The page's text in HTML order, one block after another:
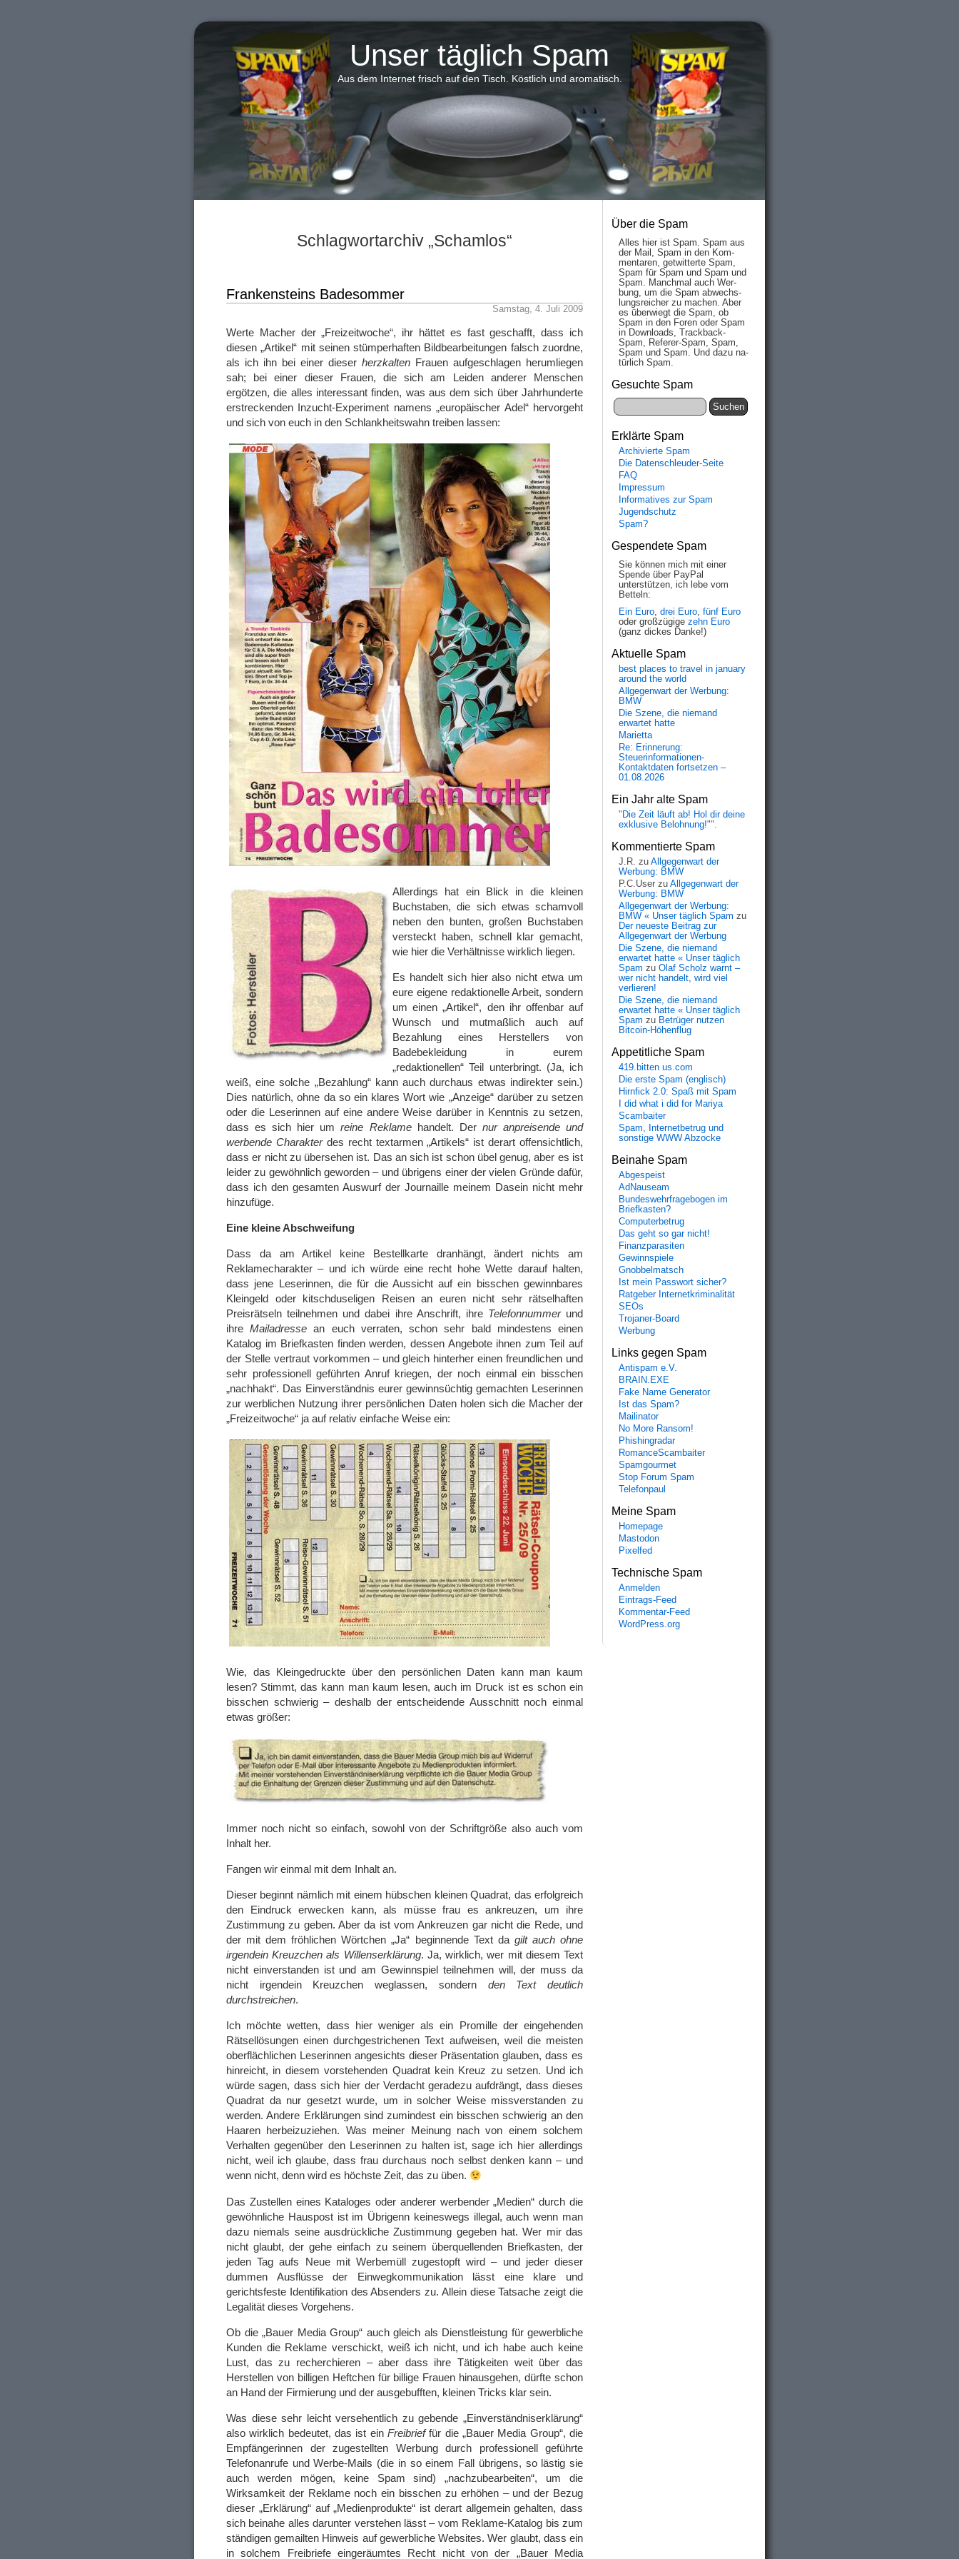
Unser täglich Spam
Aus dem Internet frisch auf den Tisch. Köstlich und aromatisch.
Schlagwortarchiv „Schamlos“
Frankensteins Badesommer
Samstag, 4. Juli 2009
Werte Macher der „Freizeitwoche“, ihr hättet es fast geschafft, dass ich
diesen „Artikel“ mit seinen stümperhaften Bildbearbeitungen falsch zuordne,
als ich ihn bei einer dieser herzkalten Frauen aufgeschlagen herumliegen
sah; bei einer dieser Frauen, die sich am Leiden anderer Menschen
ergötzen, die alles interessant finden, was aus dem sich über Jahrhunderte
erstreckenden Inzucht-Experiment namens „europäischer Adel“ hervorgeht
und sich von euch in den Schlankheitswahn treiben lassen:
Allerdings hat ein Blick in die kleinen
Buchstaben, die sich etwas schamvoll
neben den bunten, großen Buchstaben
versteckt haben, schnell klar gemacht,
wie hier die Verhältnisse wirklich liegen.
Es handelt sich hier also nicht etwa um
eure eigene redaktionelle Arbeit, sondern
um einen „Artikel“, den ihr offenbar auf
Wunsch und mutmaßlich auch auf
Bezahlung eines Herstellers von
Badebekleidung in eurem
„redaktionellen“ Teil unterbringt. (Ja, ich
weiß, eine solche „Bezahlung“ kann auch durchaus etwas indirekter sein.)
Dies natürlich, ohne da so ein klares Wort wie „Anzeige“ darüber zu setzen
oder die Leserinnen auf eine andere Weise darüber in Kenntnis zu setzen,
dass es sich hier umreine Reklamehandelt. Der nur anpreisende und
werbende Charakterdes recht textarmen „Artikels“ ist derart offensichtlich,
dass er nicht zu übersehen ist. Das an sich ist schon übel genug, aber es ist
leider zu gewöhnlich geworden – und übrigens einer der vielen Gründe dafür,
dass ich den gesamten Auswurf der Journaille meinem Dasein nicht mehr
hinzufüge.
Eine kleine Abschweifung
Dass da am Artikel keine Bestellkarte dranhängt, ändert nichts am
Reklamecharakter – und ich würde eine recht hohe Wette darauf halten,
dass jene Leserinnen, die für die Aussicht auf ein bisschen gewinnbares
Kleingeld oder kitschduseligen Reisen an euren nicht sehr rätselhaften
Preisrätseln teilnehmen und dabei ihre Anschrift, ihre Telefonnummerund
ihreMailadresse an euch verraten, schon sehr bald mindestens einen
Katalog im Briefkasten finden werden, dessen Angebote ihnen zum Teil auf
der Stelle vertraut vorkommen – und gleich hinterher einen freundlichen und
sehr professionell geführten Anruf kriegen, der noch einmal ein bisschen
„nachhakt“. Das Einverständnis eurer gewinnsüchtig gemachten Leserinnen
zur werblichen Nutzung ihrer persönlichen Daten holen sich die Macher der
„Freizeitwoche“ ja auf relativ einfache Weise ein:
Wie, das Kleingedruckte über den persönlichen Daten kann man kaum
lesen? Stimmt, das kann man kaum lesen, auch im Druck ist es schon ein
bisschen schwierig – deshalb der entscheidende Ausschnitt noch einmal
etwas größer:
Immer noch nicht so einfach, sowohl von der Schriftgröße also auch vom
Inhalt her.
Fangen wir einmal mit dem Inhalt an.
Dieser beginnt nämlich mit einem hübschen kleinen Quadrat, das erfolgreich
den Eindruck erwecken kann, als müsse frau es ankreuzen, um ihre
Zustimmung zu geben. Aber da ist vom Ankreuzen gar nicht die Rede, und
der mit dem fröhlichen Wörtchen „Ja“ beginnende Text da gilt auch ohne
irgendein Kreuzchen als Willenserklärung. Ja, wirklich, wer mit diesem Text
nicht einverstanden ist und am Gewinnspiel teilnehmen will, der muss da
nicht irgendein Kreuzchen weglassen, sondern den Text deutlich
durchstreichen.
Ich möchte wetten, dass hier weniger als ein Promille der eingehenden
Rätsellösungen einen durchgestrichenen Text aufweisen, weil die meisten
oberflächlichen Leserinnen angesichts dieser Präsentation glauben, dass es
hinreicht, in diesem vorstehenden Quadrat kein Kreuz zu setzen. Und ich
würde sagen, dass sich hier der Verdacht geradezu aufdrängt, dass dieses
Quadrat da nur gesetzt wurde, um in solcher Weise missverstanden zu
werden. Andere Erklärungen sind zumindest ein bisschen schwierig an den
Haaren herbeizuziehen. Was meiner Meinung nach von einem solchem
Verhalten gegenüber den Leserinnen zu halten ist, sage ich hier allerdings
nicht, weil ich glaube, dass frau durchaus noch selbst denken kann – und
wenn nicht, denn wird es höchste Zeit, das zu üben.
Das Zustellen eines Kataloges oder anderer werbender „Medien“ durch die
gewöhnliche Hauspost ist im Übrigenn keineswegs illegal, auch wenn man
dazu niemals seine ausdrückliche Zustimmung gegeben hat. Wer mir das
nicht glaubt, der gehe einfach zu seinem überquellenden Briefkasten, der
jeden Tag aufs Neue mit Werbemüll zugestopft wird – und jeder dieser
dummen Ausflüsse der Einwegkommunikation lässt eine klare und
gerichtsfeste Identifikation des Absenders zu. Allein diese Tatsache zeigt die
Legalität dieses Vorgehens.
Ob die „Bauer Media Group“ auch gleich als Dienstleistung für gewerbliche
Kunden die Reklame verschickt, weiß ich nicht, und ich habe auch keine
Lust, das zu recherchieren – aber dass ihre Tätigkeiten weit über das
Herstellen von billigen Heftchen für billige Frauen hinausgehen, dürfte schon
an Hand der Firmierung und der ausgebufften, kleinen Tricks klar sein.
Was diese sehr leicht versehentlich zu gebende „Einverständniserklärung“
also wirklich bedeutet, das ist ein Freibrieffür die „Bauer Media Group“, die
Empfängerinnen der zugestellten Werbung durch professionell geführte
Telefonanrufe und Werbe-Mails (die in so einem Fall übrigens, so lästig sie
auch werden mögen, keine Spam sind) „nachzubearbeiten“, um die
Wirksamkeit der Reklame noch ein bisschen zu erhöhen – und der Bezug
dieser „Erklärung“ auf „Medienprodukte“ ist derart allgemein gehalten, dass
sich beinahe alles darunter verstehen lässt – vom Reklame-Katalog bis zum
ständigen gemailten Hinweis auf gewerbliche Websites. Wer glaubt, dass ein
in solchem Freibriefe eingeräumtes Recht nicht von der „Bauer Media
Über die Spam
Alles hier ist Spam. Spam aus
der Mail, Spam in den Kom­
men­taren, ge­twit­ter­te Spam,
Spam für Spam und Spam und
Spam. Manch­mal auch Wer­
bung, um die Spam ab­wechs­
lungs­reich­er zu mach­en. Aber
es über­wiegt die Spam, ob
Spam in den Fo­ren oder Spam
in Down­loads, Track­back-
Spam, Re­fe­rer-Spam, Spam,
Spam und Spam. Und da­zu na­
tür­lich Spam.
Gesuchte Spam
Erklärte Spam
Archivierte Spam
Die Datenschleuder-Seite
FAQ
Impressum
Informatives zur Spam
Jugendschutz
Spam?
Gespendete Spam
Sie können mich mit einer
Spende über PayPal
unterstützen, ich lebe vom
Betteln:
Ein Euro, drei Euro, fünf Euro
oder großzügige zehn Euro
(ganz dickes Danke!)
Aktuelle Spam
best places to travel in january
around the world
Allgegenwart der Werbung:
BMW
Die Szene, die niemand
erwartet hatte
Marietta
Re: Erinnerung:
Steuerinformationen-
Kontaktdaten fortsetzen –
01.08.2026
Ein Jahr alte Spam
"Die Zeit läuft ab! Hol dir deine
exklusive Belohnung!"".
Kommentierte Spam
J.R. zu Allgegenwart der
Werbung: BMW
P.C.User zu Allgegenwart der
Werbung: BMW
Allgegenwart der Werbung:
BMW « Unser täglich Spam zu
Der neueste Beitrag zur
Allgegenwart der Werbung
Die Szene, die niemand
erwartet hatte « Unser täglich
Spam zu Olaf Scholz warnt –
wer nicht handelt, wird viel
verlieren!
Die Szene, die niemand
erwartet hatte « Unser täglich
Spam zu Betrüger nutzen
Bitcoin-Höhenflug
Appetitliche Spam
419.bitten us.com
Die erste Spam (englisch)
Hirnfick 2.0: Spaß mit Spam
I did what i did for Mariya
Scambaiter
Spam, Internetbetrug und
sonstige WWW Abzocke
Beinahe Spam
Abgespeist
AdNauseam
Bundeswehrfragebogen im
Briefkasten?
Computerbetrug
Das geht so gar nicht!
Finanzparasiten
Gewinnspiele
Gnobbelmatsch
Ist mein Passwort sicher?
Ratgeber Internetkriminalität
SEOs
Trojaner-Board
Werbung
Links gegen Spam
Antispam e.V.
BRAIN.EXE
Fake Name Generator
Ist das Spam?
Mailinator
No More Ransom!
Phishingradar
RomanceScambaiter
Spamgourmet
Stop Forum Spam
Telefonpaul
Meine Spam
Homepage
Mastodon
Pixelfed
Technische Spam
Anmelden
Eintrags-Feed
Kommentar-Feed
WordPress.org